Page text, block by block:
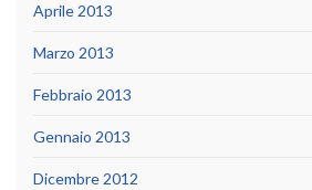
Aprile 2013
Marzo 2013
Febbraio 2013
Gennaio 2013
Dicembre 2012